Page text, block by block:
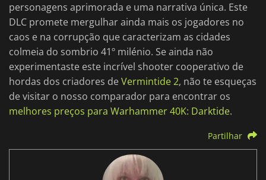
personagens aprimorada e uma narrativa única. Este
DLC promete mergulhar ainda mais os jogadores no
caos e na corrupção que caracterizam as cidades
colmeia do sombrio 41º milénio. Se ainda não
experimentaste este incrível shooter cooperativo de
hordas dos criadores deVermintide 2, não te esqueças
de visitar o nosso comparador para encontrar os
melhores preços para Warhammer 40K: Darktide.
Partilhar